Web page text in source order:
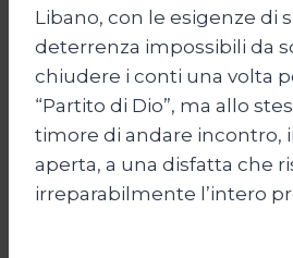
Libano, con le esigenze di
deterrenza impossibili da
chiudere i conti una volta
“Partito di Dio”, ma allo
timore di andare incontro,
aperta, a una disfatta che
irreparabilmente l’intero